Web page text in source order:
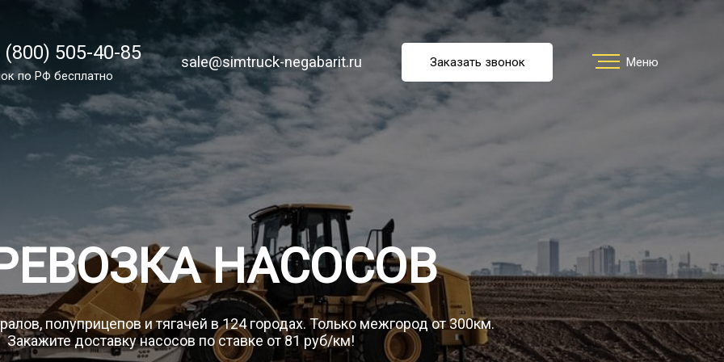
(800) 505-40-85
по России бесплатно
sale@simtruck-negabarit.ru Заказать звонок Меню
Заказать перевозку
О компании
Грузы
(800) 505-40-85
по РФ бесплатно
sale@simtruck-negabarit.ru Заказать звонок Меню
НАСОСОВ
полуприцепов и тягачей в 124 городах. Только межгород от 300км.
Закажите доставку насосов по ставке от 81 руб/км!